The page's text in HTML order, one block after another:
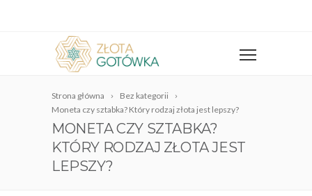
Strona główna
Bez kategorii
Moneta czy sztabka? Który rodzaj złota jest lepszy?
MONETA CZY SZTABKA?
KTÓRY RODZAJ ZŁOTA JEST
LEPSZY?